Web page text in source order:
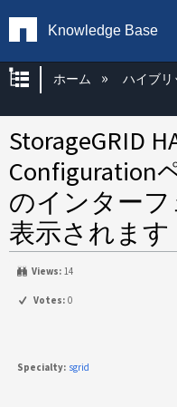
Knowledge Base
グローバル階
ホーム ハイブリ
StorageGRID
Configuration
のインターフ
表示されます
Views: 14
Votes: 0
Specialty: sgrid